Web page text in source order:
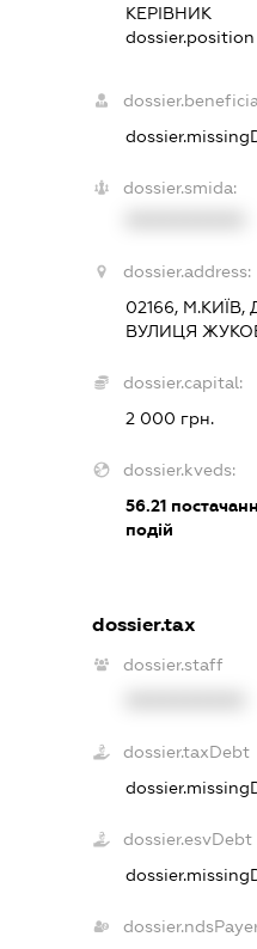
КЕРІВНИК
dossier.smida:
dossier.address:
02166,
ВУЛИЦЯ
dossier.capital:
2 000 грн.
dossier.kveds:
56.21
подій
dossier.tax
dossier.staff
dossier.taxDebt
dossier.esvDebt